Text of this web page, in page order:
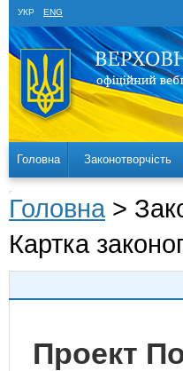
УКР ENG
Головна Законотворчість
Головна >
Картка
Проект